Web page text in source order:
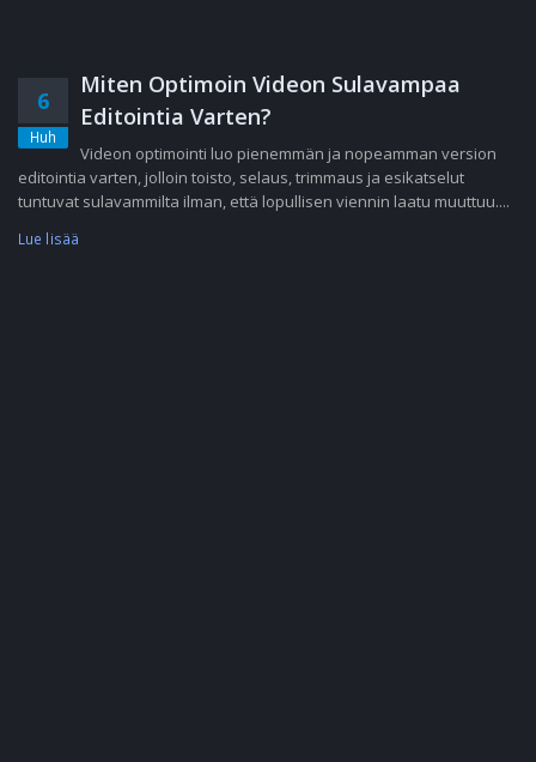
6
Huh
Miten Optimoin Videon Sulavampaa
Editointia Varten?
Videon optimointi luo pienemmän ja nopeamman version
editointia varten, jolloin toisto, selaus, trimmaus ja esikatselut
tuntuvat sulavammilta ilman, että lopullisen viennin laatu muuttuu....
Lue lisää